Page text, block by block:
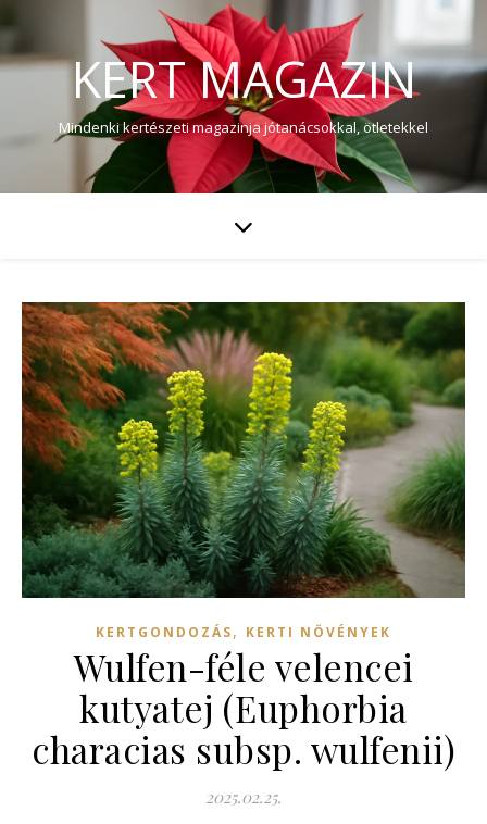
KERT MAGAZIN
Mindenki kertészeti magazinja jótanácsokkal, ötletekkel
KERTGONDOZÁS, KERTI NÖVÉNYEK
Wulfen-féle velencei
kutyatej (Euphorbia
characias subsp. wulfenii)
2025.02.25.